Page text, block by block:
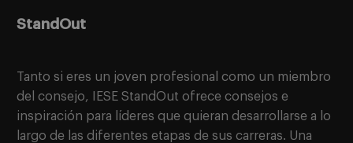
StandOut
Tanto si eres un joven profesional como un miembro
del consejo, IESE StandOut ofrece consejos e
inspiración para líderes que quieran desarrollarse a lo
largo de las diferentes etapas de sus carreras. Una